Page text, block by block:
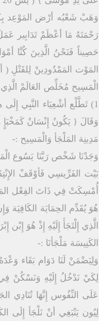
وَهَبْ شَعْبُه أرْض المَوْعِد
رَحْمَتَهُ مَا أعْظَمْ تَدَابِير
حَصِيناً فَنَحْنُ الَّذِينَ كُنَّا
وَقَالَ { يَكُونُ إِنْسَانٌ كَمَخْبَإٍ
مَدِينِة المَلْجَأ وَالْمَسِيح :-
وَجَدْنَا شَخْص رَبَّنَا يَسُوع
بَيْت الفَرِّيسِي فَأوْقَفْ
أُمْسِكَتْ فِي ذَاتَ الفِعْل
هُوَ يُقَدِّم الحِمَايَة الكَافِيَة
الَّذِي إِلْتَجَأَ إِلَيْهِ إِذْ هُوَ
الكَنِيسَة مَلْجَأنَا :-
وَلِيَضْمَنْ لَنَا دَوَام بَقَاء
لِكَيْ نَدْخُلُ إِلَيْهِ وَنَسْكُنْ
عَلَى النِّفُوس إِنَّهَا تُنَادِي
لِيُون يَنْبَغِي أنْ نَلْجَأ إِلَى